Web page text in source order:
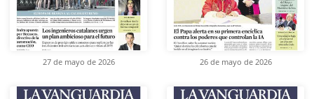
27 de mayo de 2026 26 de mayo de 2026